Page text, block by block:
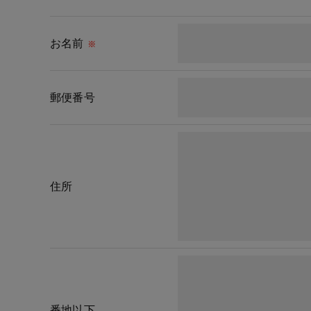
＜個人情報の委託について＞
＜個人情報を与えなかった場合に生じる結果＞
お名前 ※
郵便番号
住所